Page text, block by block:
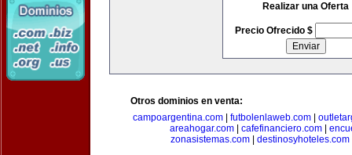
Realizar una Oferta
Precio Ofrecido $
Otros dominios en venta:
campoargentina.com| futbolenlaweb.com|
areahogar.com| cafefinanciero.com|
zonasistemas.com| destinosyhoteles.com